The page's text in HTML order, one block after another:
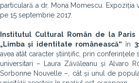
particulară a dr. Mona Momescu. Expoziția
pe 15 septembrie 2017.
Institutul Cultural Român de la Paris
„Limba și identitate românească“ în
avea atât caracter științific, prin
universitari – Laura Zăvăleanu și Alvaro
Sorbonne Nouvelle –, cât și unul de